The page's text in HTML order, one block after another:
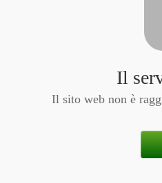
Il
Il sito web non è